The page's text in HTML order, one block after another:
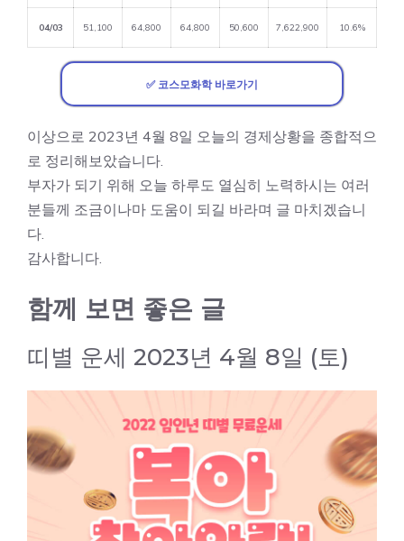
04/03 51,100 64,800 64,800 50,600 7,622,900 10.6%
✅ 코스모화학 바로가기
이상으로 2023년 4월 8일 오늘의 경제상황을 종합적으
로 정리해보았습니다.
부자가 되기 위해 오늘 하루도 열심히 노력하시는 여러
분들께 조금이나마 도움이 되길 바라며 글 마치겠습니
다.
감사합니다.
함께 보면 좋은 글
띠별 운세 2023년 4월 8일 (토)